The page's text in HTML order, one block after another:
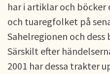
har i artiklar och böcker
och tuaregfolket på
Sahelregionen och
Särskilt efter
2001 har dessa trakter